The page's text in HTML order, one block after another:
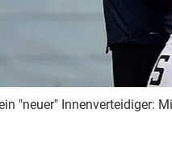
"neuer" Innenverteidiger: